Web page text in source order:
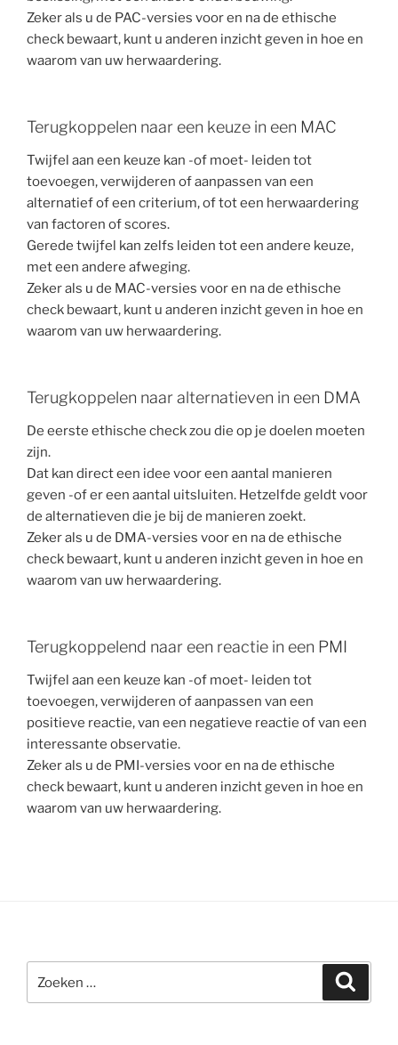
Zeker als u de PAC-versies voor en na de ethische
check bewaart, kunt u anderen inzicht geven in hoe en
waarom van uw herwaardering.
Terugkoppelen naar een keuze in een MAC
Twijfel aan een keuze kan -of moet- leiden tot
toevoegen, verwijderen of aanpassen van een
alternatief of een criterium, of tot een herwaardering
van factoren of scores.
Gerede twijfel kan zelfs leiden tot een andere keuze,
met een andere afweging.
Zeker als u de MAC-versies voor en na de ethische
check bewaart, kunt u anderen inzicht geven in hoe en
waarom van uw herwaardering.
Terugkoppelen naar alternatieven in een DMA
De eerste ethische check zou die op je doelen moeten
zijn.
Dat kan direct een idee voor een aantal manieren
geven -of er een aantal uitsluiten. Hetzelfde geldt voor
de alternatieven die je bij de manieren zoekt.
Zeker als u de DMA-versies voor en na de ethische
check bewaart, kunt u anderen inzicht geven in hoe en
waarom van uw herwaardering.
Terugkoppelend naar een reactie in een PMI
Twijfel aan een keuze kan -of moet- leiden tot
toevoegen, verwijderen of aanpassen van een
positieve reactie, van een negatieve reactie of van een
interessante observatie.
Zeker als u de PMI-versies voor en na de ethische
check bewaart, kunt u anderen inzicht geven in hoe en
waarom van uw herwaardering.
naar: